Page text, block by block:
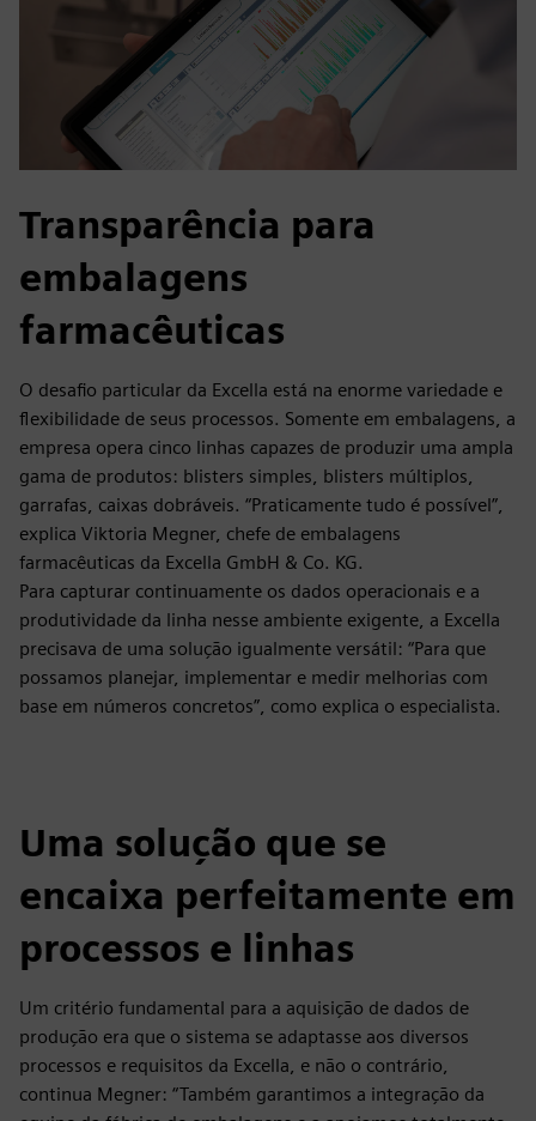
Transparência para
embalagens
farmacêuticas
O desafio particular da Excella está na enorme variedade e
flexibilidade de seus processos. Somente em embalagens, a
empresa opera cinco linhas capazes de produzir uma ampla
gama de produtos: blisters simples, blisters múltiplos,
garrafas, caixas dobráveis. “Praticamente tudo é possível”,
explica Viktoria Megner, chefe de embalagens
farmacêuticas da Excella GmbH & Co. KG.
Para capturar continuamente os dados operacionais e a
produtividade da linha nesse ambiente exigente, a Excella
precisava de uma solução igualmente versátil: “Para que
possamos planejar, implementar e medir melhorias com
base em números concretos”, como explica o especialista.
Uma solução que se
encaixa perfeitamente em
processos e linhas
Um critério fundamental para a aquisição de dados de
produção era que o sistema se adaptasse aos diversos
processos e requisitos da Excella, e não o contrário,
continua Megner: “Também garantimos a integração da